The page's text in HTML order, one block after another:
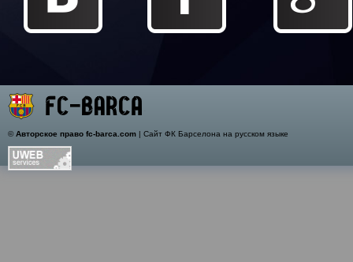
©Авторское право fc-barca.com| Сайт ФК Барселона на русском языке